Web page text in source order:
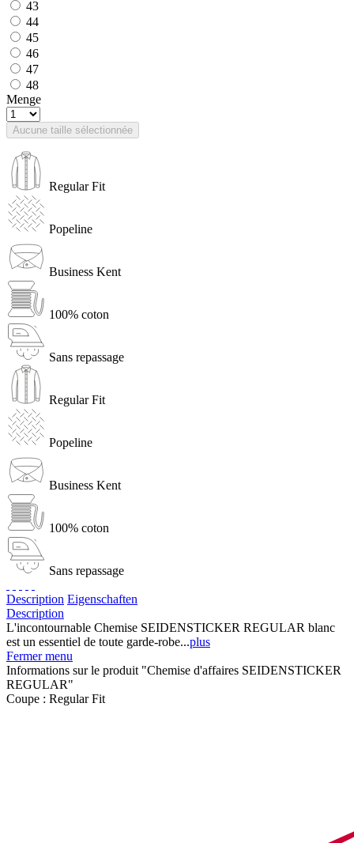
43
44
45
46
47
48
Menge
Aucune taille sélectionnée
Regular Fit
Popeline
Business Kent
100% coton
Sans repassage
Regular Fit
Popeline
Business Kent
100% coton
Sans repassage
Description Eigenschaften
Description
L'incontournable Chemise SEIDENSTICKER REGULAR blanc
est un essentiel de toute garde-robe...plus
Fermer menu
Informations sur le produit "Chemise d'affaires SEIDENSTICKER
REGULAR"
Coupe : Regular Fit